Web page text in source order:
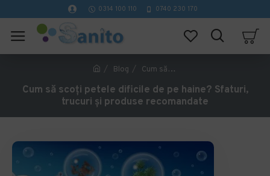
0314 100 110 0740 230 170
Blog Cum să scoți petele dificile de pe haine? Sfaturi, trucuri și produse recomandate
Cum să scoți petele dificile de pe haine? Sfaturi,
trucuri și produse recomandate